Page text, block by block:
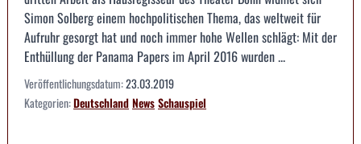
Simon Solberg einem hochpolitischen Thema, das weltweit für
Aufruhr gesorgt hat und noch immer hohe Wellen schlägt: Mit der
Enthüllung der Panama Papers im April 2016 wurden ...
Veröffentlichungsdatum:23.03.2019
Kategorien:DeutschlandNewsSchauspiel